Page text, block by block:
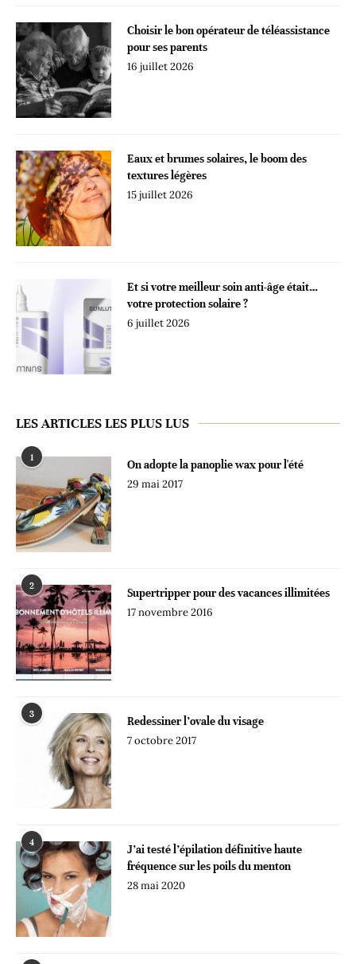
Choisir le bon opérateur de téléassistance
pour ses parents
16 juillet 2026
Eaux et brumes solaires, le boom des
textures légères
15 juillet 2026
Et si votre meilleur soin anti-âge était…
votre protection solaire ?
6 juillet 2026
LES ARTICLES LES PLUS LUS
1
On adopte la panoplie wax pour l'été
29 mai 2017
2
Supertripper pour des vacances illimitées
17 novembre 2016
3
Redessiner l’ovale du visage
7 octobre 2017
4
J’ai testé l’épilation définitive haute
fréquence sur les poils du menton
28 mai 2020